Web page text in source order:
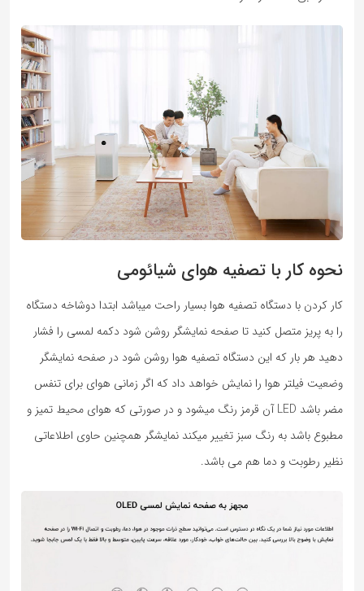
نحوه کار با تصفیه هوای شیائومی
کار کردن با دستگاه تصفیه هوا بسیار راحت میباشد ابتدا دوشاخه دستگاه
را به پریز متصل کنید تا صفحه نمایشگر روشن شود دکمه لمسی را فشار
دهید هر بار که این دستگاه تصفیه هوا روشن شود در صفحه نمایشگر
وضعیت فیلتر هوا را نمایش خواهد داد که اگر زمانی هوای برای تنفس
مضر باشد LED آن قرمز رنگ میشود و در صورتی که هوای محیط تمیز و
مطبوع باشد به رنگ سبز تغییر میکند نمایشگر همچنین حاوی اطلاعاتی
نظیر رطوبت و دما هم می باشد.